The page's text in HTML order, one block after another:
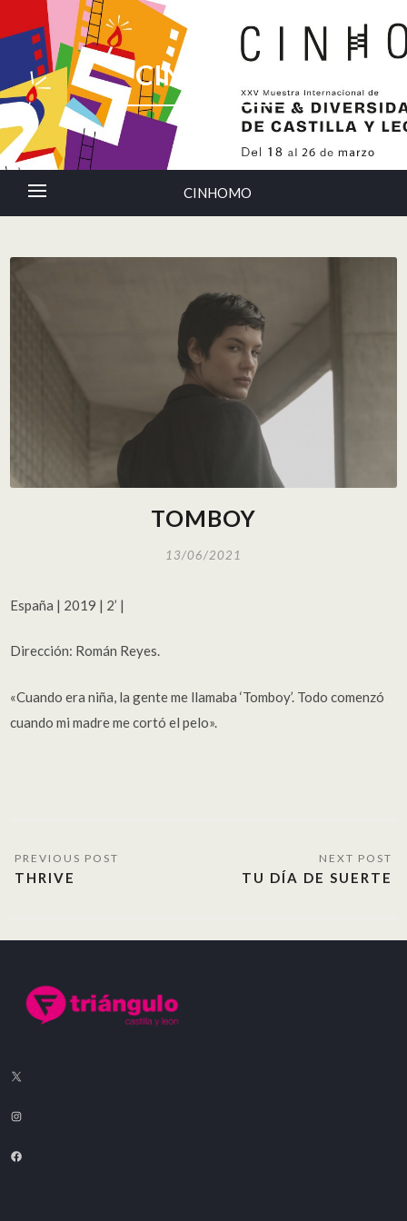
CINHOMO
CINHOMO
TOMBOY
13/06/2021
España | 2019 | 2’ |
Dirección: Román Reyes.
«Cuando era niña, la gente me llamaba ‘Tomboy’. Todo comenzó
cuando mi madre me cortó el pelo».
THRIVE TU DÍA DE SUERTE